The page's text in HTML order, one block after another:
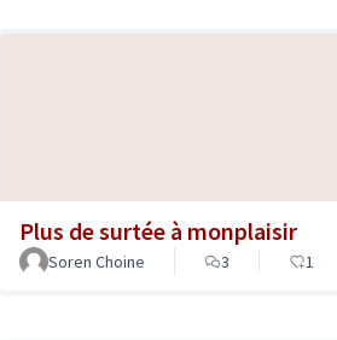
Plus de surtée à monplaisir
Soren Choine
3 1